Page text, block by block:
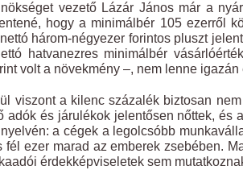
vezető Lázár János már a
hogy a minimálbér 105 ezerről
három-négyezer forintos pluszt
hatvanezres minimálbér
volt a növekmény –, nem lenne
viszont a kilenc százalék biztosan
adók és járulékok jelentősen nőttek,
a cégek a legolcsóbb
ezer marad az emberek zsebében.
érdekképviseletek sem